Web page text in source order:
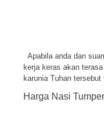
Apabila anda dan
kerja keras akan
karunia Tuhan tersebut
Harga Nasi